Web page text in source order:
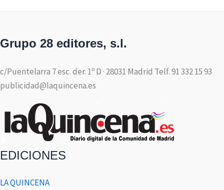
Grupo 28 editores, s.l.
c/Puentelarra 7 esc. der. 1º D · 28031 Madrid Telf. 91 332 15 93
publicidad@laquincena.es
EDICIONES
LA QUINCENA